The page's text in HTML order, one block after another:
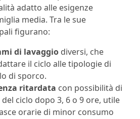
adatto alle esigenze
media. Tra le sue
figurano:
di lavaggio diversi, che
il ciclo alle tipologie di
di sporco.
ritardata con possibilità di
del ciclo dopo 3, 6 o 9 ore, utile
orarie di minor consumo